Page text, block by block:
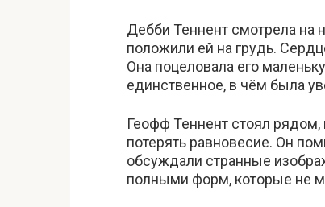
Дебби Теннент смотрела на
положили ей на грудь.
Она поцеловала его
единственное, в чём была
Геофф Теннент стоял рядом,
потерять равновесие. Он
обсуждали странные
полными форм, которые не